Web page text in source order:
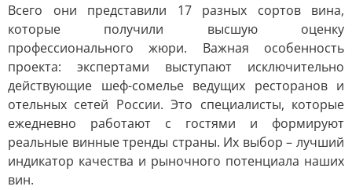
Всего они представили 17 разных сортов вина,
которые получили высшую оценку
профессионального жюри. Важная особенность
проекта: экспертами выступают исключительно
действующие шеф-сомелье ведущих ресторанов и
отельных сетей России. Это специалисты, которые
ежедневно работают с гостями и формируют
реальные винные тренды страны. Их выбор – лучший
индикатор качества и рыночного потенциала наших
вин.